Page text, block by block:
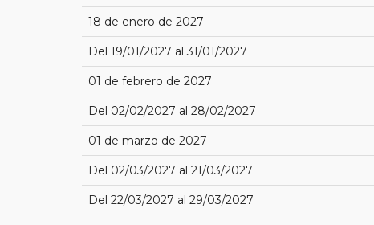
18 de enero de 2027
Del 19/01/2027 al 31/01/2027
01 de febrero de 2027
Del 02/02/2027 al 28/02/2027
01 de marzo de 2027
Del 02/03/2027 al 21/03/2027
Del 22/03/2027 al 29/03/2027